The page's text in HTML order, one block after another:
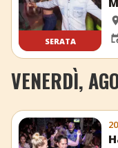
SERATA
VENERDÌ,